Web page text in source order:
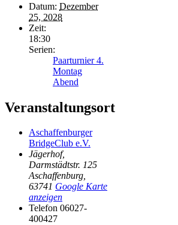
Datum: Dezember
25, 2028
Zeit:
18:30
Serien:
Paarturnier 4.
Montag
Abend
Veranstaltungsort
Aschaffenburger
BridgeClub e.V.
Jägerhof,
Darmstädtstr. 125
Aschaffenburg,
63741 Google Karte
anzeigen
Telefon 06027-
400427